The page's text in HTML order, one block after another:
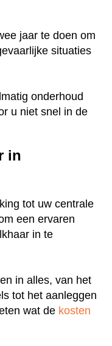
jaar te doen om
situaties
onderhoud
u niet snel in de
in
tot uw centrale
een ervaren
in te
in alles, van het
tot het aanleggen
wat de kosten